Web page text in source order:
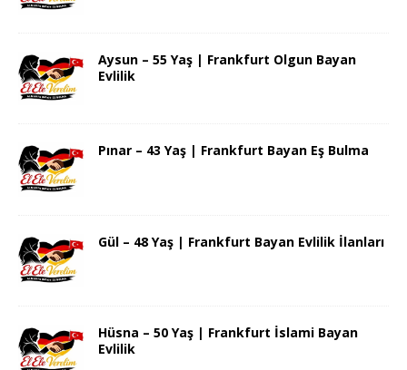
Aysun – 55 Yaş | Frankfurt Olgun Bayan
Evlilik
Pınar – 43 Yaş | Frankfurt Bayan Eş Bulma
Gül – 48 Yaş | Frankfurt Bayan Evlilik İlanları
Hüsna – 50 Yaş | Frankfurt İslami Bayan
Evlilik